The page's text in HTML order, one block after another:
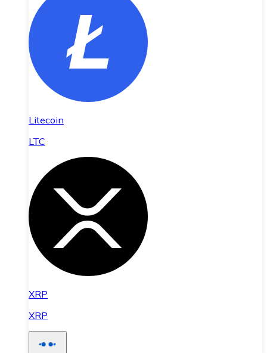
Litecoin
LTC
XRP
XRP